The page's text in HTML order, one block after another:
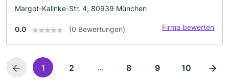
Margot-Kalinke-Str. 4, 80939 München
0.0 (0 Bewertungen) Firma bewerten
1 2 ... 8 9 10